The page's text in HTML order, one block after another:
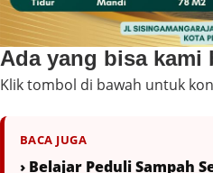
Ada yang bisa kami
Klik tombol di bawah untuk
BACA JUGA
› Belajar Peduli Sampah